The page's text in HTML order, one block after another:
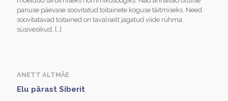
panuse päevase soovitatud toitainete koguse täitmiseks. Need
soovitatavad toitained on tavaliselt jagatud viide rühma:
süsivesikud, […]
ANETT ALTMÄE
Elu pärast Siberit